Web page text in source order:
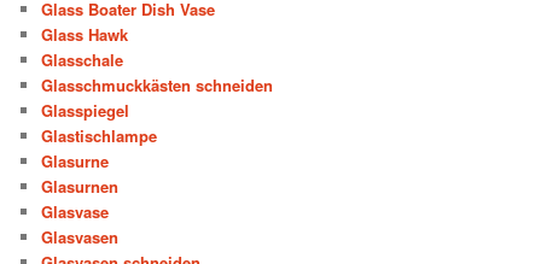
Glass Boater Dish Vase
Glass Hawk
Glasschale
Glasschmuckkästen schneiden
Glasspiegel
Glastischlampe
Glasurne
Glasurnen
Glasvase
Glasvasen